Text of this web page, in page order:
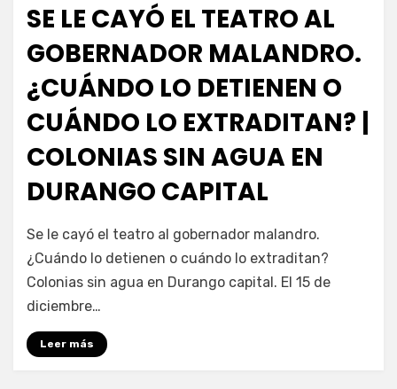
SE LE CAYÓ EL TEATRO AL
GOBERNADOR MALANDRO.
¿CUÁNDO LO DETIENEN O
CUÁNDO LO EXTRADITAN? |
COLONIAS SIN AGUA EN
DURANGO CAPITAL
por Fernando Miranda Servín
Se le cayó el teatro al gobernador malandro.
¿Cuándo lo detienen o cuándo lo extraditan?
Colonias sin agua en Durango capital. El 15 de
diciembre…
Leer más